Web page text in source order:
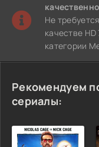
Не
качестве
категории
Рекомендуем
сериалы: